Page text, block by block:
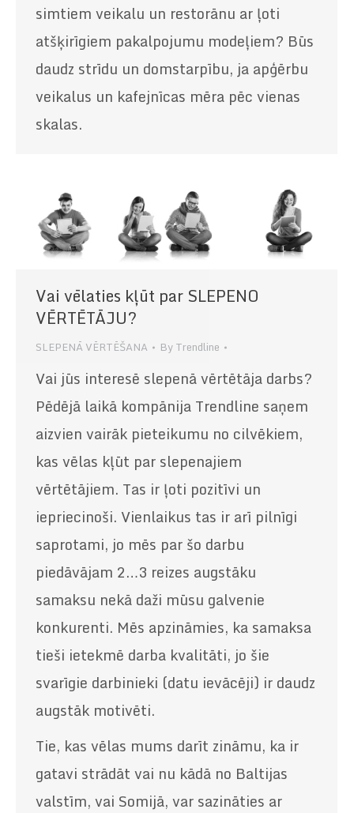
simtiem veikalu un restorānu ar ļoti
atšķirīgiem pakalpojumu modeļiem? Būs
daudz strīdu un domstarpību, ja apģērbu
veikalus un kafejnīcas mēra pēc vienas
skalas.
Vai vēlaties kļūt par SLEPENO
VĒRTĒTĀJU?
SLEPENĀ VĒRTĒŠANA ByTrendline
Vai jūs interesē slepenā vērtētāja darbs?
Pēdējā laikā kompānija Trendline saņem
aizvien vairāk pieteikumu no cilvēkiem,
kas vēlas kļūt par slepenajiem
vērtētājiem. Tas ir ļoti pozitīvi un
iepriecinoši. Vienlaikus tas ir arī pilnīgi
saprotami, jo mēs par šo darbu
piedāvājam 2…3 reizes augstāku
samaksu nekā daži mūsu galvenie
konkurenti. Mēs apzināmies, ka samaksa
tieši ietekmē darba kvalitāti, jo šie
svarīgie darbinieki (datu ievācēji) ir daudz
augstāk motivēti.
Tie, kas vēlas mums darīt zināmu, ka ir
gatavi strādāt vai nu kādā no Baltijas
valstīm, vai Somijā, var sazināties ar